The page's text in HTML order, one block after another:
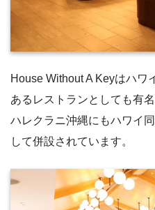
House Without A Keyはハワ
あるレストランとしても有名
ハレクラニ沖縄にもハワイ
して併設されています。